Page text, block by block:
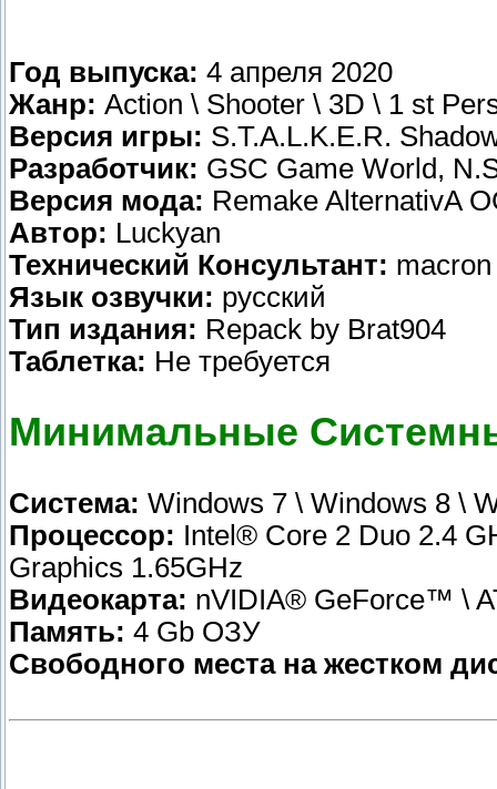
Год выпуска: 4 апреля 2020
Жанр: Action \ Shooter \ 3D \ 1 st
Версия игры: S.T.A.L.K.E.R.
Разработчик: GSC Game World,
Версия мода: Remake AlternativA
Автор: Luckyan
Технический Консультант: macron
Язык озвучки: русский
Тип издания: Repack by Brat904
Таблетка: Не требуется
Минимальные
Система: Windows 7 \ Windows 8 \
Процессор: Intel® Core 2 Duo 2.4
Graphics 1.65GHz
Видеокарта: nVIDIA® GeForce™ \
Память: 4 Gb ОЗУ
Свободного места на жестком